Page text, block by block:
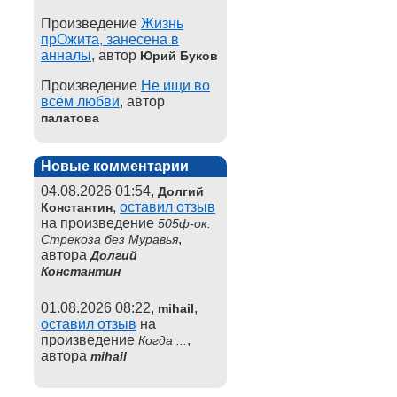
Произведение Жизнь
прОжита, занесена в
анналы, автор Юрий Буков
Произведение Не ищи во
всём любви, автор
палатова
Новые комментарии
04.08.2026 01:54, Долгий
Константин, оставил отзыв
на произведение 505ф-ок.
Стрекоза без Муравья,
автораДолгий
Константин
01.08.2026 08:22, mihail,
оставил отзыв на
произведение Когда ... ,
автора mihail